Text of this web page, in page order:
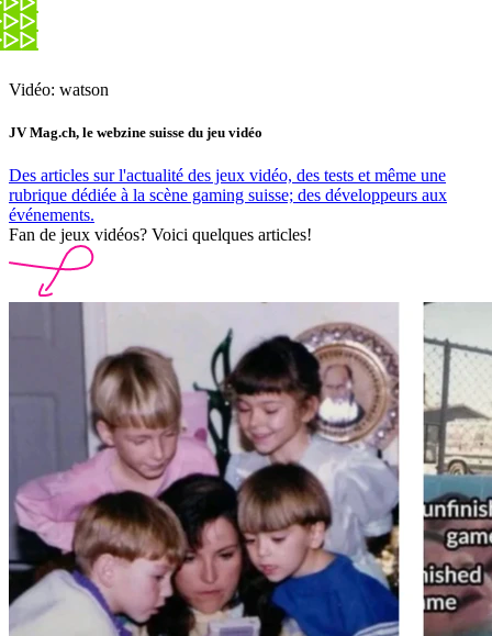
Vidéo: watson
JV Mag.ch, le webzine suisse du jeu vidéo
Des articles sur l'actualité des jeux vidéo, des tests et même une
rubrique dédiée à la scène gaming suisse; des développeurs aux
événements.
Fan de jeux vidéos? Voici quelques articles!